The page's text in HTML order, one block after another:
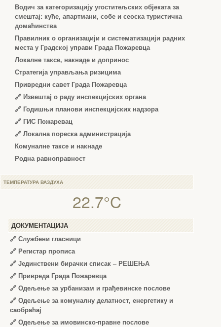
Водич за категоризацију угоститељских објеката за
смештај: куће, апартмани, собе и сеоска туристичка
домаћинства
Правилник о организацији и систематизацији радних
места у Градској управи Града Пожаревца
Локалне таксе, накнаде и допринос
Стратегија управљања ризицима
Привредни савет Града Пожаревца
🔗 Извештај о раду инспекцијских органа
🔗 Годишњи планови инспекцијских надзора
🔗 ГИС Пожаревац
🔗 Локална пореска администрација
Комуналне таксе и накнаде
Родна равноправност
ТЕМПЕРАТУРА ВАЗДУХА
22.7°C
ДОКУМЕНТАЦИЈА
🔗 Службени гласници
🔗 Регистар прописа
🔗 Јединствени бирачки списак – РЕШЕЊА
🔗 Привреда Града Пожаревца
🔗 Одељење за урбанизам и грађевинске послове
🔗 Одељење за комуналну делатност, енергетику и
саобраћај
🔗 Одељење за имовинско-правне послове